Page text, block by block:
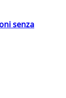
senza